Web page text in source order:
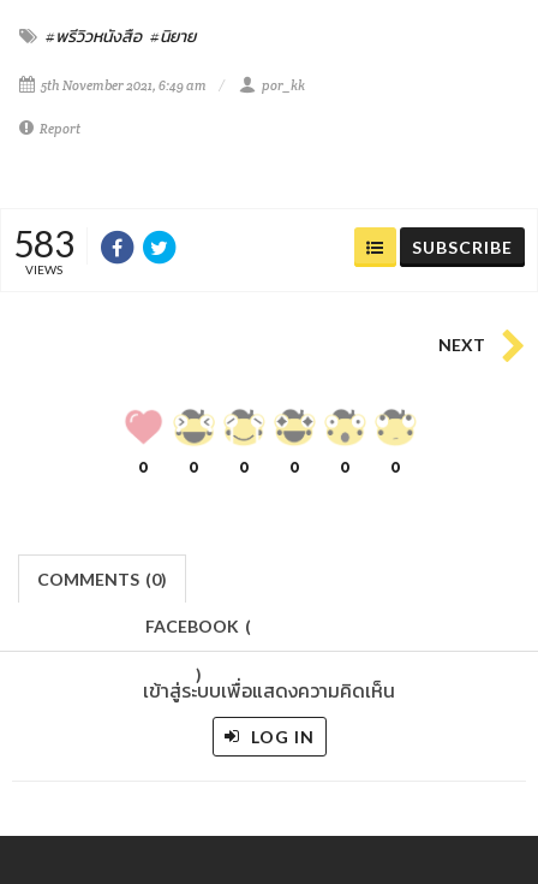
#พรีวิวหนังสือ #นิยาย
5th November 2021, 6:49 am por_kk
Report
583
VIEWS
SUBSCRIBE
NEXT
0 0 0 0 0 0
COMMENTS (0)
FACEBOOK (
)
เข้าสู่ระบบเพื่อแสดงความคิดเห็น
LOG IN